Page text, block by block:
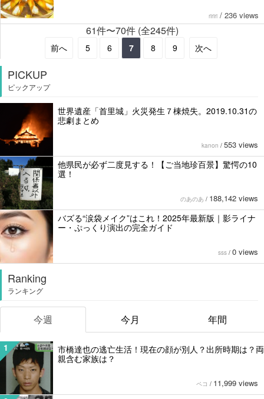
ririri / 236 views
61件〜70件 (全245件)
前へ 5 6 7 8 9 次へ
PICKUP
ピックアップ
世界遺産「首里城」火災発生７棟焼失。2019.10.31の
悲劇まとめ
kanon / 553 views
他県民が必ず二度見する！【ご当地珍百景】驚愕の10
選！
のあのあ / 188,142 views
バズる“涙袋メイク”はこれ！2025年最新版｜影ライナ
ー・ぷっくり演出の完全ガイド
sss / 0 views
Ranking
ランキング
今週 今月 年間
1
市橋達也の逃亡生活！現在の顔が別人？出所時期は？両
親含む家族は？
ペコ / 11,999 views